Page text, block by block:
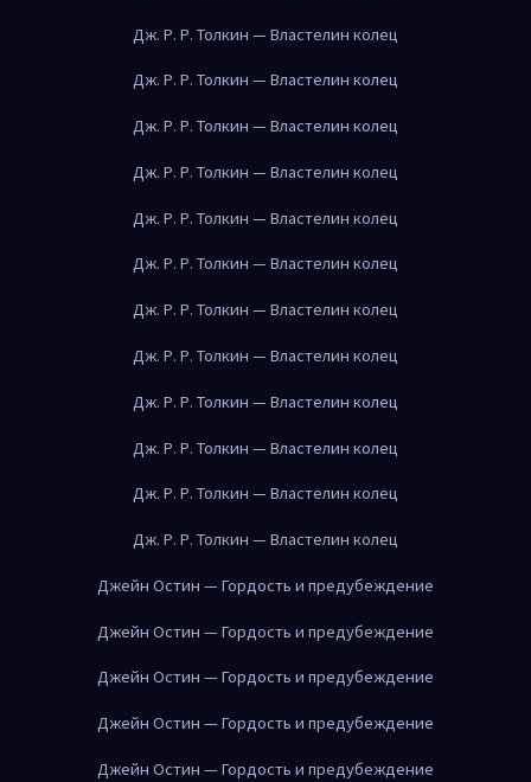
Дж. Р. Р. Толкин — Властелин колец
Дж. Р. Р. Толкин — Властелин колец
Дж. Р. Р. Толкин — Властелин колец
Дж. Р. Р. Толкин — Властелин колец
Дж. Р. Р. Толкин — Властелин колец
Дж. Р. Р. Толкин — Властелин колец
Дж. Р. Р. Толкин — Властелин колец
Дж. Р. Р. Толкин — Властелин колец
Дж. Р. Р. Толкин — Властелин колец
Дж. Р. Р. Толкин — Властелин колец
Дж. Р. Р. Толкин — Властелин колец
Дж. Р. Р. Толкин — Властелин колец
Джейн Остин — Гордость и предубеждение
Джейн Остин — Гордость и предубеждение
Джейн Остин — Гордость и предубеждение
Джейн Остин — Гордость и предубеждение
Джейн Остин — Гордость и предубеждение